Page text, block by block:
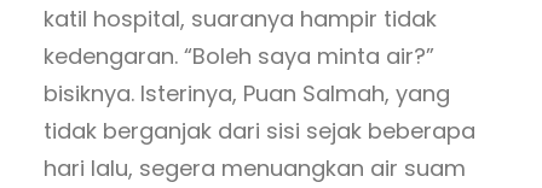
katil hospital, suaranya hampir tidak
kedengaran. “Boleh saya minta air?”
bisiknya. Isterinya, Puan Salmah, yang
tidak berganjak dari sisi sejak beberapa
hari lalu, segera menuangkan air suam